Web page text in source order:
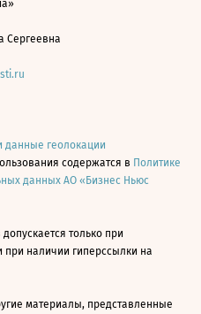
Сергеевна
данные геолокации
содержатся в Политике
данных АО «Бизнес Ньюс
только при
при наличии гиперссылки на
материалы, представленные